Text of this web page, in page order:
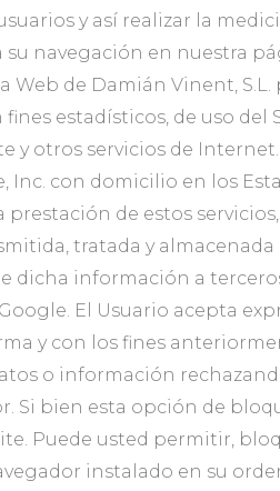
y así realizar la
su navegación en nuestra
Web de Damián Vinent,
estadísticos, de uso
y otros servicios de
con domicilio en los
prestación de estos
tratada y
dicha información a
El Usuario acepta
y con los fines
o información
Si bien esta opción de
Puede usted permitir,
instalado en su